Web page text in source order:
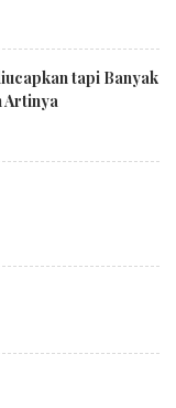
tapi Banyak
Artinya